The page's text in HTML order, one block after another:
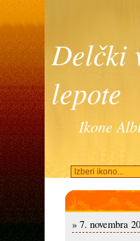
Delčki
lepote
Ikone
» 7. novembra